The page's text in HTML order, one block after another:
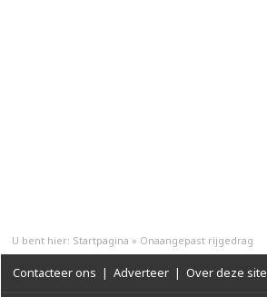
U bent hier: Startpagina » Onaangepast rijgedrag
Contacteer ons | Adverteer | Over deze site